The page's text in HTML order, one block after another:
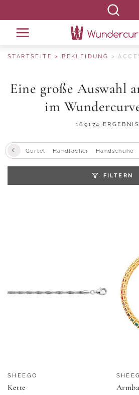
STARTSEITE BEKLEIDUNG
Eine große Auswahl
im
169174
Gürtel Handfächer Handschuhe
FILTERN
SHEEGO
Kette